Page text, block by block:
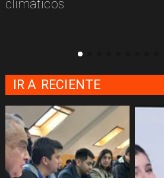
IR A RECIENTE